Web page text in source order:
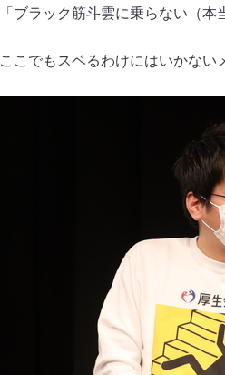
「ブラック筋斗雲に乗らない（
ここでもスベるわけにはいかない